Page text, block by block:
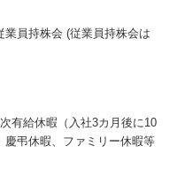
業員持株会 (従業員持株会は
有給休暇（入社3カ月後に10
慶弔休暇、ファミリー休暇等